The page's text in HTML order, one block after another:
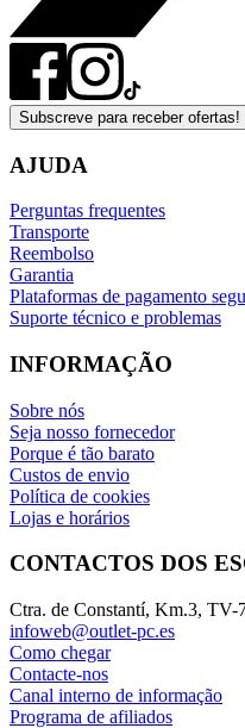
Subscreve para receber ofertas!
AJUDA
Perguntas frequentes
Transporte
Reembolso
Garantia
Plataformas de pagamento
Suporte técnico e problemas
INFORMAÇÃO
Sobre nós
Seja nosso fornecedor
Porque é tão barato
Custos de envio
Política de cookies
Lojas e horários
CONTACTOS DOS
Ctra. de Constantí, Km.3, TV-
infoweb@outlet-pc.es
Como chegar
Contacte-nos
Canal interno de informação
Programa de afiliados